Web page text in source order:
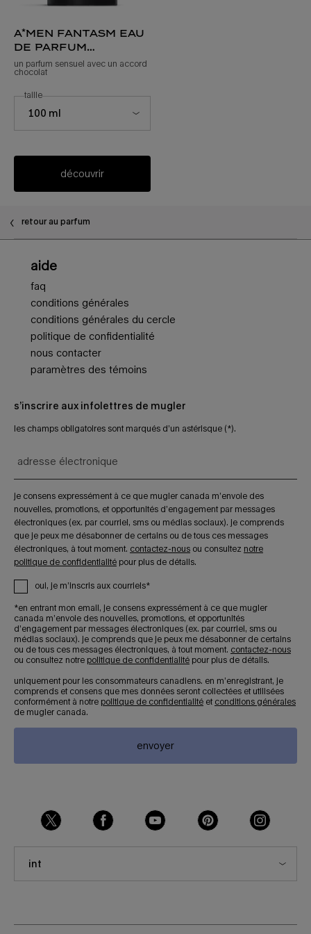
a*men fantasm eau
de parfum
sensuelle
un parfum sensuel avec un accord
chocolat
Select a taille for a*men fantasm eau de parfum sensuelle
100 ml
sélectionner une
taille*eau de parfum sensuelle a*men fantasm
découvrir
retour au parfum
aide
faq
conditions générales
conditions générales du cercle
politique de confidentialité
nous contacter
paramètres des témoins
s’inscrire aux infolettres de mugler
les champs obligatoires sont marqués d’un astérisque (*).
adresse électronique
je consens expressément à ce que mugler canada m’envoie des
nouvelles, promotions, et opportunités d’engagement par messages
électroniques (ex. par courriel, sms ou médias sociaux). je comprends
que je peux me désabonner de certains ou de tous ces messages
électroniques, à tout moment. contactez-nous ou consultez notre
politique de confidentialité pour plus de détails.
oui, je m’inscris aux courriels*
*en entrant mon email, je consens expressément à ce que mugler
canada m’envoie des nouvelles, promotions, et opportunités
d’engagement par messages électroniques (ex. par courriel, sms ou
médias sociaux). je comprends que je peux me désabonner de certains
ou de tous ces messages électroniques, à tout moment. contactez-nous
ou consultez notre politique de confidentialité pour plus de détails.
uniquement pour les consommateurs canadiens. en m’enregistrant, je
comprends et consens que mes données seront collectées et utilisées
conformément à notre politique de confidentialité et conditions générales
de mugler canada.
envoyer
int